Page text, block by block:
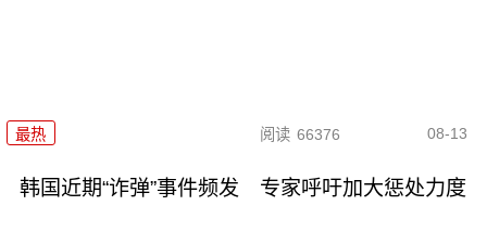
最热 阅读 66376 08-13
韩国近期“诈弹”事件频发 专家呼吁加大惩处力度